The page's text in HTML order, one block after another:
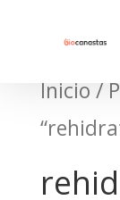
Inicio /